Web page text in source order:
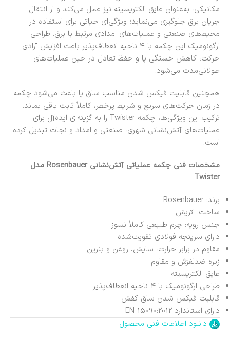
مکانیکی، به‌عنوان عایق الکتریسیته نیز عمل می‌کند و از انتقال
جریان برق جلوگیری می‌نماید؛ ویژگی‌ای حیاتی برای استفاده در
محیط‌های صنعتی و عملیات‌های امدادی مرتبط با برق. طراحی
ارگونومیک این چکمه با ۴ ناحیه انعطاف‌پذیر باعث افزایش آزادی
حرکت، کاهش خستگی پا و حفظ تعادل در حین عملیات‌های
طولانی‌مدت می‌شود.
همچنین قابلیت فیکس شدن مناسب ساق پا باعث می‌شود چکمه
در زمان حرکت‌های سریع و شرایط پرخطر، کاملاً ثابت باقی بماند.
ترکیب این ویژگی‌ها، چکمه Twister را به گزینه‌ای ایده‌آل برای
عملیات‌های آتش‌نشانی شهری، صنعتی و امداد و نجات تبدیل کرده
است.
مشخصات فنی چکمه عملیاتی آتش‌نشانی Rosenbauer مدل
Twister
برند: Rosenbauer
ساخت: اتریش
جنس رویه: چرم طبیعی کاملاً نسوز
دارای سرپنجه فولادی تقویت‌شده
مقاوم در برابر حرارت، سایش، روغن و بنزین
زیره ضدلغزش و مقاوم
عایق الکتریسیته
طراحی ارگونومیک با 4 ناحیه انعطاف‌پذیر
قابلیت فیکس شدن ساق کفش
دارای استاندارد EN 15090:2012
دانلود اطلاعات فنی محصول